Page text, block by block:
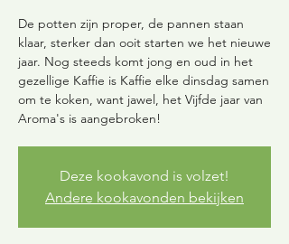
De potten zijn proper, de pannen staan
klaar, sterker dan ooit starten we het nieuwe
jaar. Nog steeds komt jong en oud in het
gezellige Kaffie is Kaffie elke dinsdag samen
om te koken, want jawel, het Vijfde jaar van
Aroma's is aangebroken!
Deze kookavond is volzet!
Andere kookavonden bekijken